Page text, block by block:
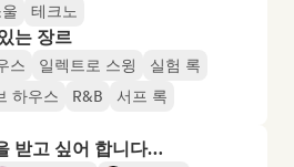
테크노
는 장르
스 일렉트로 스윙
실험 록
하우스
R&B 서프 록
받고 싶어 합니다…